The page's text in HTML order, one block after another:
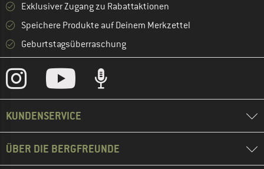
Exklusiver Zugang zu Rabattaktionen
Speichere Produkte auf Deinem Merkzettel
Geburtstagsüberraschung
KUNDENSERVICE
ÜBER DIE BERGFREUNDE